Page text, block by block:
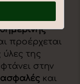
προέρχεται
της
στην
ασφαλές και